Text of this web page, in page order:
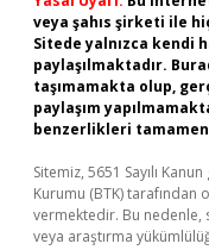
veya şahıs şirketi ile
Sitede yalnızca kendi
paylaşılmaktadır.
taşımamakta olup,
paylaşım
benzerlikleri
Sitemiz, 5651 Sayılı
Kurumu (BTK) tarafından
vermektedir. Bu
veya araştırma